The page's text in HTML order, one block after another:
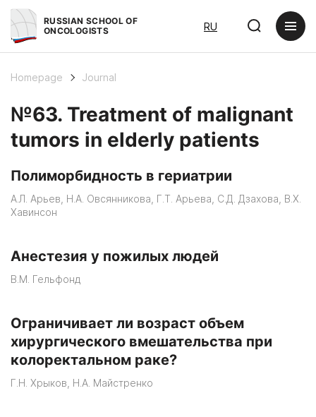
RUSSIAN SCHOOL OF
ONCOLOGISTS
RU
Homepage Journal
№63. Treatment of malignant
tumors in elderly patients
Полиморбидность в гериатрии
А.Л. Арьев, Н.А. Овсянникова, Г.Т. Арьева, С.Д. Дзахова, В.Х.
Хавинсон
Анестезия у пожилых людей
В.М. Гельфонд
Ограничивает ли возраст объем
хирургического вмешательства при
колоректальном раке?
Г.Н. Хрыков, Н.А. Майстренко